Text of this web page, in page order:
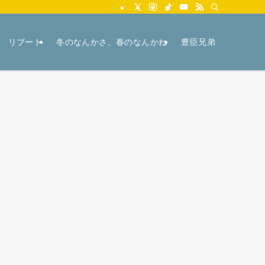
リブート 冬のなんかさ、春のなんかね 豊臣兄弟